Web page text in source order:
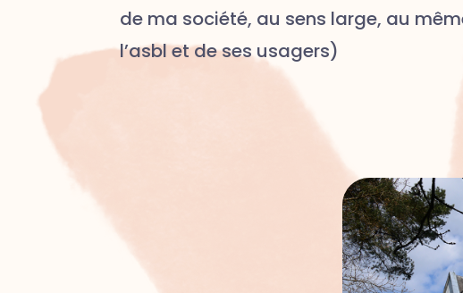
de ma société, au sens large, au
l’asbl et de ses usagers)